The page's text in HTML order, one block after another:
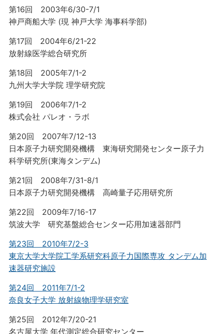
第16回 2003年6/30-7/1
神戸商船大学 (現 神戸大学 海事科学部)
第17回 2004年6/21-22
放射線医学総合研究所
第18回 2005年7/1-2
九州大学大学院 理学研究院
第19回 2006年7/1-2
株式会社 パレオ・ラボ
第20回 2007年7/12-13
日本原子力研究開発機構 東海研究開発センター原子力
科学研究所(東海タンデム)
第21回 2008年7/31-8/1
日本原子力研究開発機構 高崎量子応用研究所
第22回 2009年7/16-17
筑波大学 研究基盤総合センター応用加速器部門
第23回 2010年7/2-3
東京大学大学院工学系研究科原子力国際専攻 タンデム加
速器研究施設
第24回 2011年7/1-2
奈良女子大学 放射線物理学研究室
第25回 2012年7/20-21
名古屋大学 年代測定総合研究センター